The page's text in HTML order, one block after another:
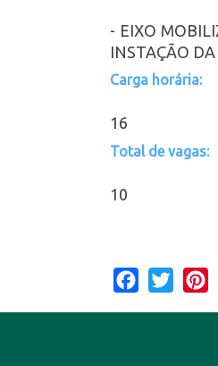
- EIXO
INSTAÇÃO
Carga horária:
16
Total de vagas:
10
Facebook
Twitter